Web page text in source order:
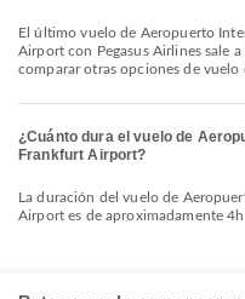
El último vuelo de Aeropuerto Internacional Sabiha Gökçen a Frankfurt
Airport con Pegasus Airlines sale
comparar otras opciones de vuelo
¿Cuánto dura el vuelo de
Frankfurt Airport?
La duración del vuelo de Aeropuerto Internacional Sabiha Gökçen a Frankfurt
Airport es de aproximadamente 4h